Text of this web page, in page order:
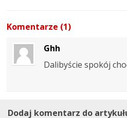
Komentarze (1)
Ghh
Dalibyście spokój
Dodaj komentarz do